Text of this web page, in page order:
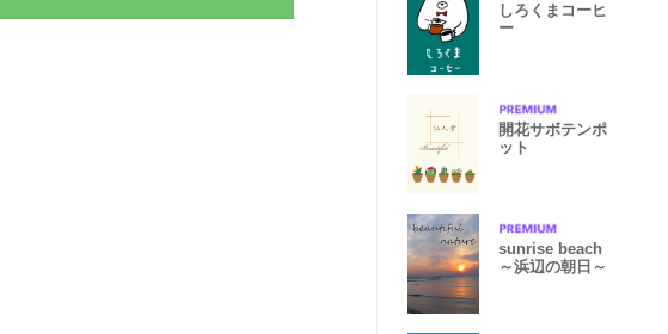
しろくまコーヒ
ー
開花サボテンポ
ット
sunrise beach
～浜辺の朝日～